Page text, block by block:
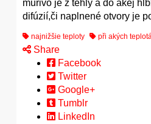
murivo je z tehly a do akej
difúzií,či naplnené otvory je
najnižšie teploty při akých
Share
Facebook
Twitter
Google+
Tumblr
LinkedIn